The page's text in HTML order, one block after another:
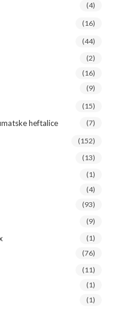
(4)
(16)
(44)
(2)
(16)
(9)
(15)
heftalice (7)
(152)
(13)
(1)
(4)
(93)
(9)
(1)
(76)
(11)
(1)
(1)